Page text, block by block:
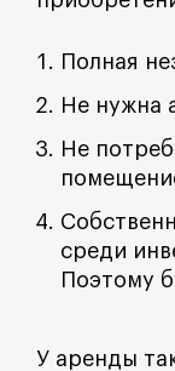
Полная
Не нужна
Не
среди
Поэтому
У аренды